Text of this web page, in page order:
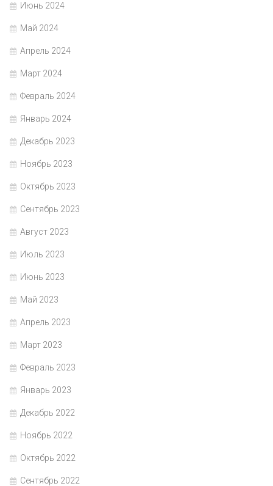
Июнь 2024
Май 2024
Апрель 2024
Март 2024
Февраль 2024
Январь 2024
Декабрь 2023
Ноябрь 2023
Октябрь 2023
Сентябрь 2023
Август 2023
Июль 2023
Июнь 2023
Май 2023
Апрель 2023
Март 2023
Февраль 2023
Январь 2023
Декабрь 2022
Ноябрь 2022
Октябрь 2022
Сентябрь 2022